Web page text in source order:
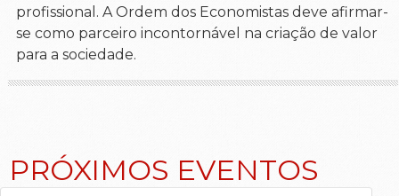
profissional. A Ordem dos Economistas deve afirmar-
se como parceiro incontornável na criação de valor
para a sociedade.
PRÓXIMOS EVENTOS